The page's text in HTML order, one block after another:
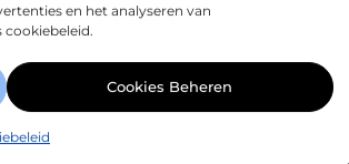
en het analyseren van
cookiebeleid.
Cookies Beheren
zich richt op het zorgvuldig